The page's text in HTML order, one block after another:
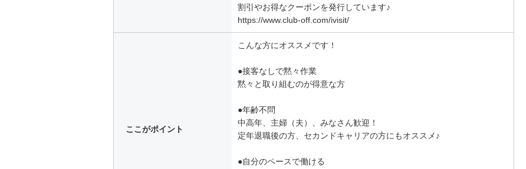
割引やお得なクーポンを発行しています♪
https://www.club-off.com/ivisit/
ここがポイント
こんな方にオススメです！
●接客なしで黙々作業
黙々と取り組むのが得意な方
●年齢不問
中高年、主婦（夫）、みなさん歓迎！
定年退職後の方、セカンドキャリアの方にもオススメ♪
●自分のペースで働ける